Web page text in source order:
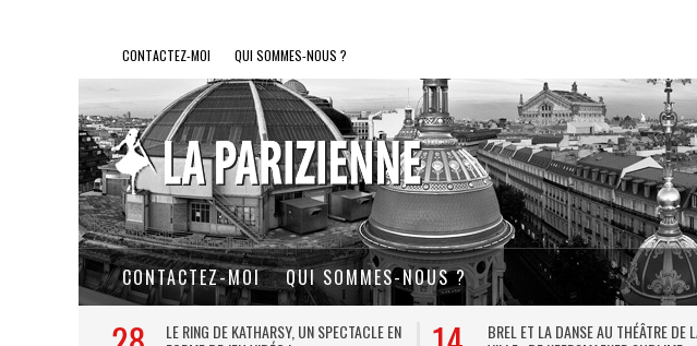
CONTACTEZ-MOI QUI SOMMES-NOUS ?
CONTACTEZ-MOI QUI SOMMES-NOUS ?
LE RING DE KATHARSY, UN SPECTACLE EN
BREL ET LA DANSE AU THÉÂTRE DE